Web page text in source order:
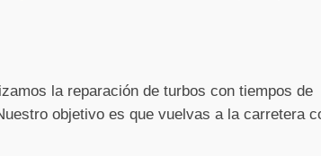
la reparación de turbos con tiempos de
objetivo es que vuelvas a la carretera